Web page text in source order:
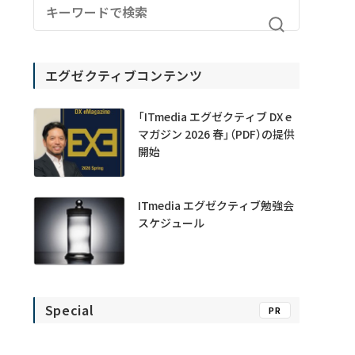
エグゼクティブコンテンツ
「ITmedia エグゼクティブ DX e
マガジン 2026 春」（PDF）の提供
開始
ITmedia エグゼクティブ勉強会
スケジュール
Special PR